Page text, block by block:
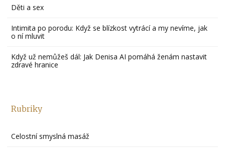
Děti a sex
Intimita po porodu: Když se blízkost vytrácí a my nevíme, jak
o ní mluvit
Když už nemůžeš dál: Jak Denisa AI pomáhá ženám nastavit
zdravé hranice
Rubriky
Celostní smyslná masáž